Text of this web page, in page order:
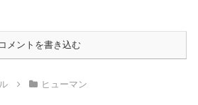
コメントを書き込む
ヒューマン